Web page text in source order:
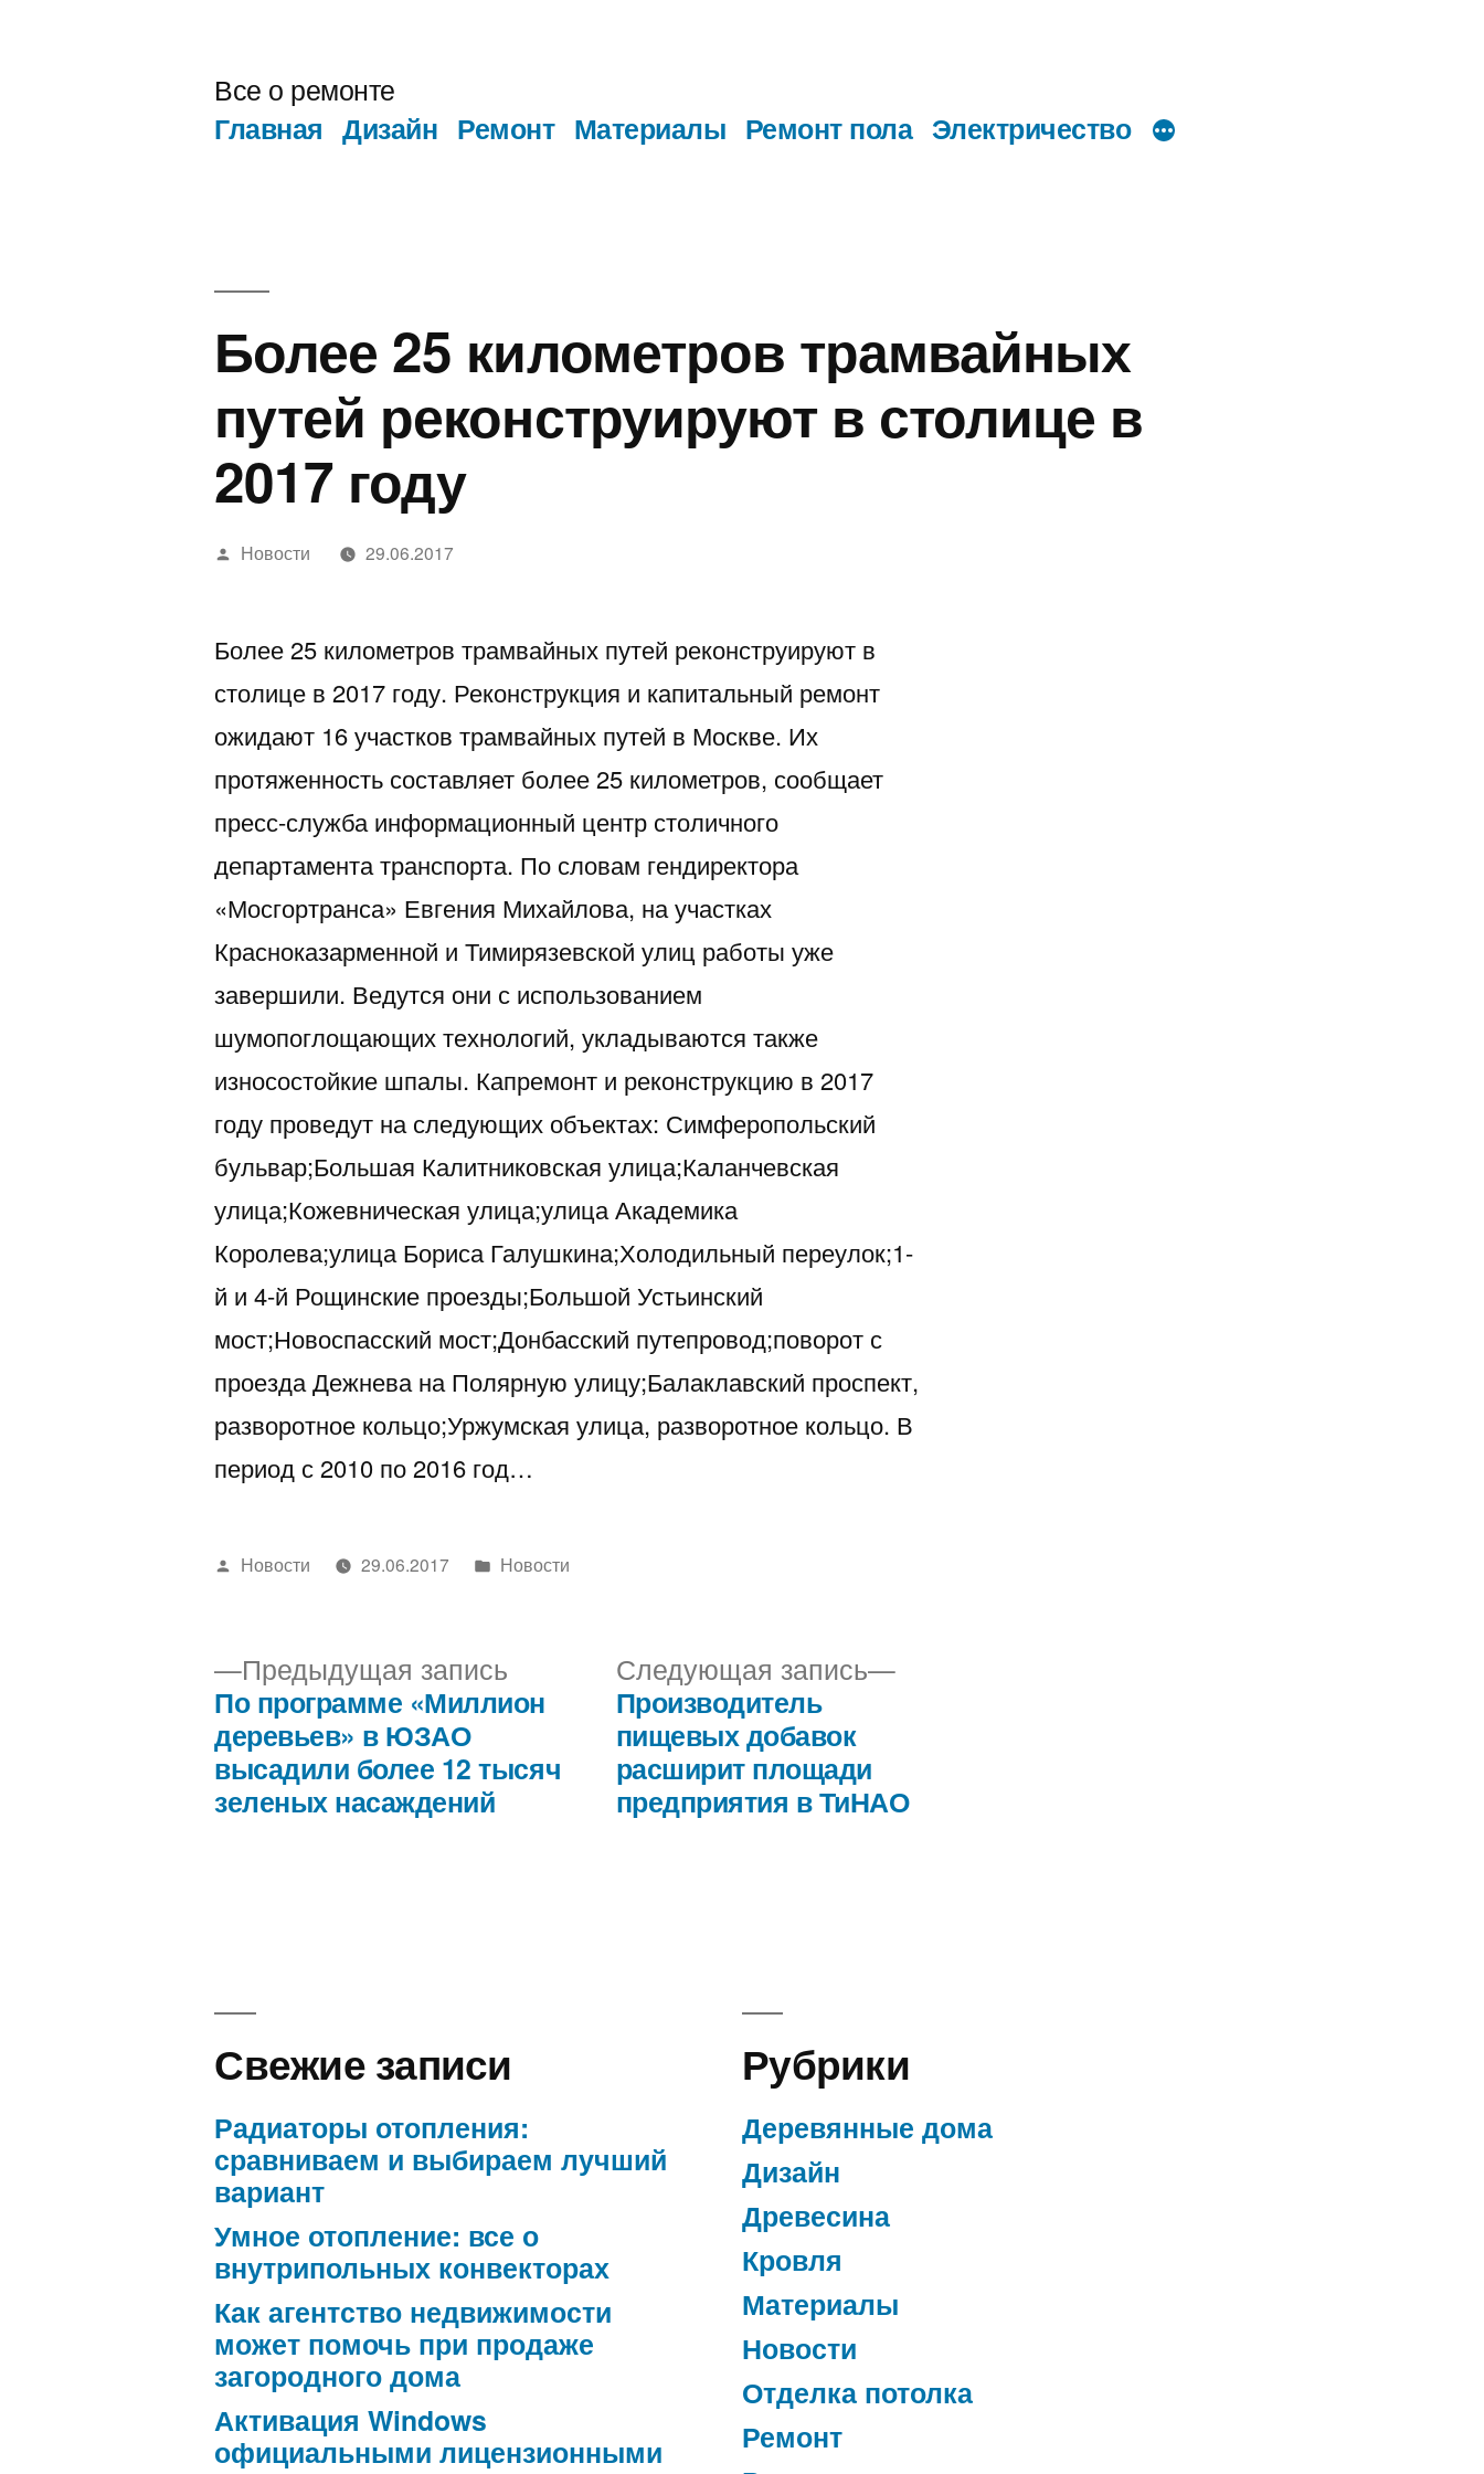
Все о ремонте
Главная Дизайн Ремонт Материалы Ремонт пола Электричество
Более 25 километров трамвайных
путей реконструируют в столице в
2017 году
Написано
Новости 29.06.2017
Более 25 километров трамвайных путей реконструируют в
столице в 2017 году. Реконструкция и капитальный ремонт
ожидают 16 участков трамвайных путей в Москве. Их
протяженность составляет более 25 километров, сообщает
пресс-служба информационный центр столичного
департамента транспорта. По словам гендиректора
«Мосгортранса» Евгения Михайлова, на участках
Красноказарменной и Тимирязевской улиц работы уже
завершили. Ведутся они с использованием
шумопоглощающих технологий, укладываются также
износостойкие шпалы. Капремонт и реконструкцию в 2017
году проведут на следующих объектах: Симферопольский
бульвар;Большая Калитниковская улица;Каланчевская
улица;Кожевническая улица;улица Академика
Королева;улица Бориса Галушкина;Холодильный переулок;1-
й и 4-й Рощинские проезды;Большой Устьинский
мост;Новоспасский мост;Донбасский путепровод;поворот с
проезда Дежнева на Полярную улицу;Балаклавский проспект,
разворотное кольцо;Уржумская улица, разворотное кольцо. В
период с 2010 по 2016 год…
Написано
Новости 29.06.2017
Написано
Новости
Навигация
Предыдущая запись Предыдущая
запись:
По программе «Миллион
деревьев» в ЮЗАО
высадили более 12 тысяч
зеленых насаждений
Следующая запись
Следующая
Производитель
пищевых добавок
расширит площади
предприятия в ТиНАО
Свежие записи
Радиаторы отопления:
сравниваем и выбираем лучший
вариант
Умное отопление: все о
внутрипольных конвекторах
Как агентство недвижимости
может помочь при продаже
загородного дома
Активация Windows
официальными лицензионными
Рубрики
Деревянные дома
Дизайн
Древесина
Кровля
Материалы
Новости
Отделка потолка
Ремонт